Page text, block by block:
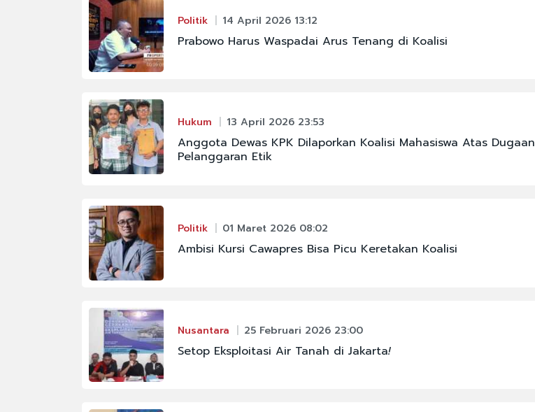
Politik 14 April 2026 13:12
Prabowo Harus Waspadai Arus Tenang di Koalisi
Hukum 13 April 2026 23:53
Anggota Dewas KPK Dilaporkan Koalisi Mahasiswa Atas Dugaan
Pelanggaran Etik
Politik 01 Maret 2026 08:02
Ambisi Kursi Cawapres Bisa Picu Keretakan Koalisi
Nusantara 25 Februari 2026 23:00
Setop Eksploitasi Air Tanah di Jakarta!
#KAPOLRI
#MAHKAMAH AGUNG
#KAPOLRI